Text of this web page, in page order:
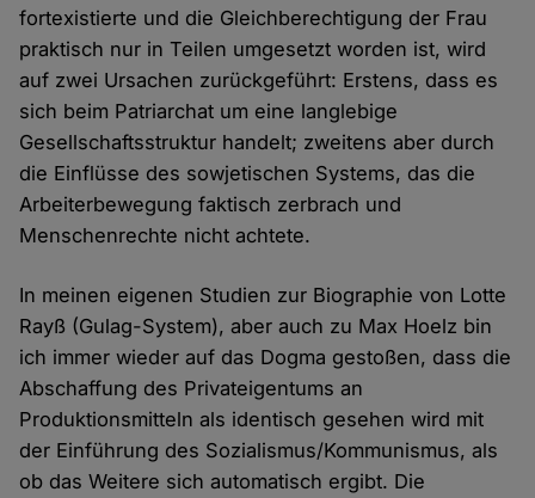
fortexistierte und die Gleichberechtigung der Frau
praktisch nur in Teilen umgesetzt worden ist, wird
auf zwei Ursachen zurückgeführt: Erstens, dass es
sich beim Patriarchat um eine langlebige
Gesellschaftsstruktur handelt; zweitens aber durch
die Einflüsse des sowjetischen Systems, das die
Arbeiterbewegung faktisch zerbrach und
Menschenrechte nicht achtete.
In meinen eigenen Studien zur Biographie von Lotte
Rayß (Gulag-System), aber auch zu Max Hoelz bin
ich immer wieder auf das Dogma gestoßen, dass die
Abschaffung des Privateigentums an
Produktionsmitteln als identisch gesehen wird mit
der Einführung des Sozialismus/Kommunismus, als
ob das Weitere sich automatisch ergibt. Die